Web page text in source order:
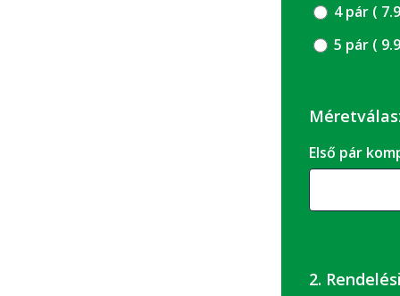
4 pár
5 pár
Első pár
2.